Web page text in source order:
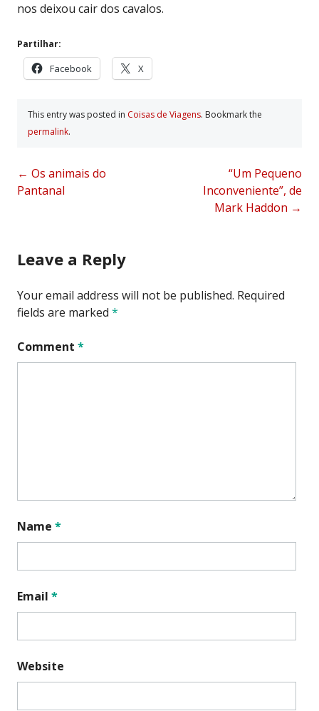
nos deixou cair dos cavalos.
Partilhar:
Facebook X
This entry was posted in Coisas de Viagens. Bookmark the
permalink.
Post
navigation
← Os animais do
Pantanal
“Um Pequeno
Inconveniente”, de
Mark Haddon →
Leave a Reply
Your email address will not be published. Required
fields are marked *
Comment *
Name *
Email *
Website